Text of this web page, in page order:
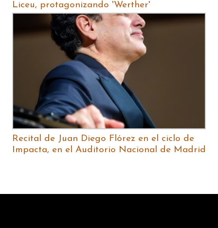
Liceu, protagonizando 'Werther'
Recital de Juan Diego Flórez en el ciclo de
Impacta, en el Auditorio Nacional de Madrid